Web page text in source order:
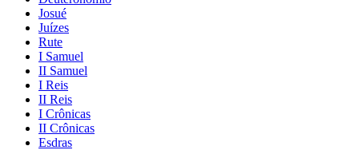
Josué
Juízes
Rute
I Samuel
II Samuel
I Reis
II Reis
I Crônicas
II Crônicas
Esdras